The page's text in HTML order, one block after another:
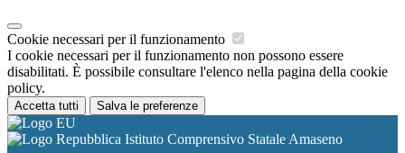
Cookie necessari per il funzionamento
I cookie necessari per il funzionamento non possono essere
disabilitati. È possibile consultare l'elenco nella pagina della cookie
policy.
Accetta tutti Salva le preferenze
Istituto Comprensivo Statale Amaseno